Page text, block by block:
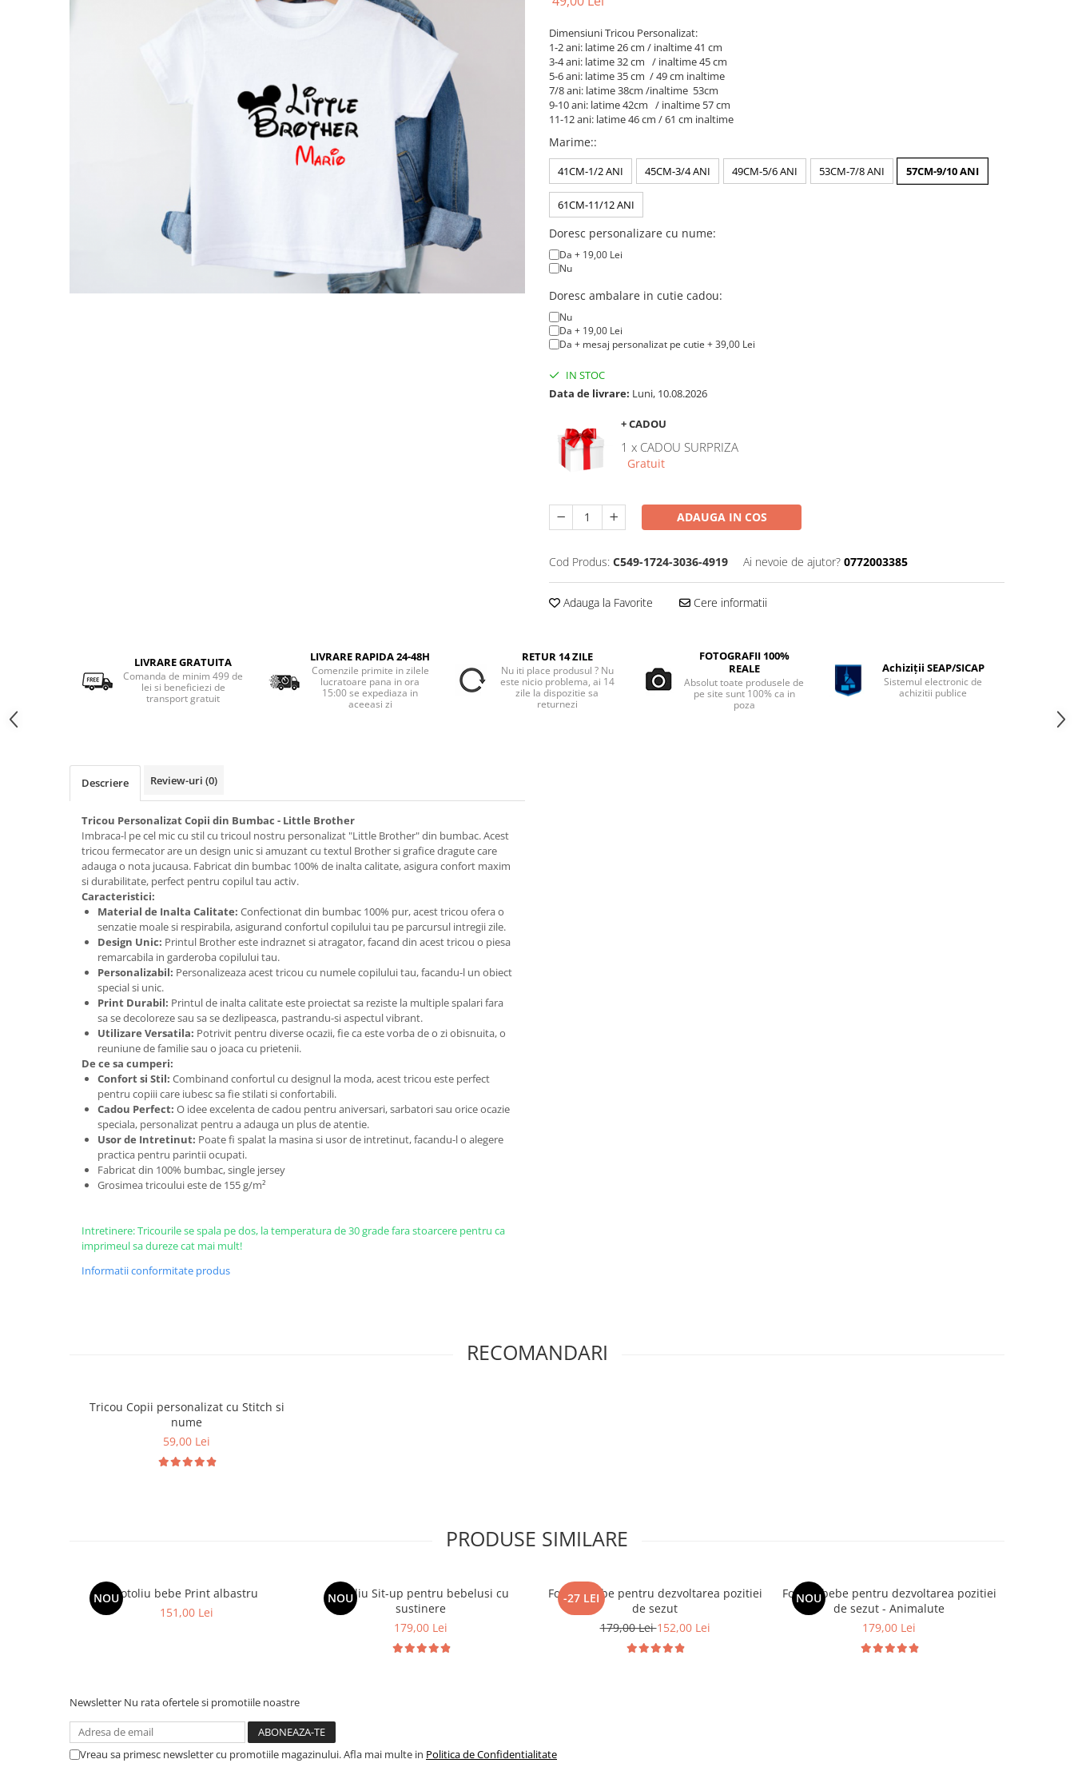
Dimensiuni Tricou Personalizat:
1-2 ani: latime 26 cm / inaltime 41 cm
3-4 ani: latime 32 cm / inaltime 45 cm
5-6 ani: latime 35 cm / 49 cm inaltime
7/8 ani: latime 38cm /inaltime 53cm
9-10 ani: latime 42cm / inaltime 57 cm
11-12 ani: latime 46 cm / 61 cm inaltime
Marime::
41CM-1/2 ANI 45CM-3/4 ANI 49CM-5/6 ANI 53CM-7/8 ANI 57CM-9/10 ANI
61CM-11/12 ANI
Doresc personalizare cu nume:
Da + 19,00 Lei
Nu
Doresc ambalare in cutie cadou:
Nu
Da + 19,00 Lei
Da + mesaj personalizat pe cutie + 39,00 Lei
IN STOC
Data de livrare: Luni, 10.08.2026
+ CADOU
1 x CADOU SURPRIZA
Gratuit
ADAUGA IN COS
Cod Produs: C549-1724-3036-4919 Ai nevoie de ajutor? 0772003385
Adauga la Favorite Cere informatii
LIVRARE GRATUITA
Comanda de minim 499 de
lei si beneficiezi de
transport gratuit
LIVRARE RAPIDA 24-48H
Comenzile primite in zilele
lucratoare pana in ora
15:00 se expediaza in
aceeasi zi
RETUR 14 ZILE
Nu iti place produsul ? Nu
este nicio problema, ai 14
zile la dispozitie sa
returnezi
FOTOGRAFII 100%
REALE
Absolut toate produsele de
pe site sunt 100% ca in
poza
Achiziții SEAP/SICAP
Sistemul electronic de
achizitii publice
Descriere Review-uri (0)
Tricou Personalizat Copii din Bumbac - Little Brother
Imbraca-l pe cel mic cu stil cu tricoul nostru personalizat "Little Brother" din bumbac. Acest
tricou fermecator are un design unic si amuzant cu textul Brother si grafice dragute care
adauga o nota jucausa. Fabricat din bumbac 100% de inalta calitate, asigura confort maxim
si durabilitate, perfect pentru copilul tau activ.
Caracteristici:
Material de Inalta Calitate: Confectionat din bumbac 100% pur, acest tricou ofera o
senzatie moale si respirabila, asigurand confortul copilului tau pe parcursul intregii zile.
Design Unic: Printul Brother este indraznet si atragator, facand din acest tricou o piesa
remarcabila in garderoba copilului tau.
Personalizabil: Personalizeaza acest tricou cu numele copilului tau, facandu-l un obiect
special si unic.
Print Durabil: Printul de inalta calitate este proiectat sa reziste la multiple spalari fara
sa se decoloreze sau sa se dezlipeasca, pastrandu-si aspectul vibrant.
Utilizare Versatila: Potrivit pentru diverse ocazii, fie ca este vorba de o zi obisnuita, o
reuniune de familie sau o joaca cu prietenii.
De ce sa cumperi:
Confort si Stil: Combinand confortul cu designul la moda, acest tricou este perfect
pentru copiii care iubesc sa fie stilati si confortabili.
Cadou Perfect: O idee excelenta de cadou pentru aniversari, sarbatori sau orice ocazie
speciala, personalizat pentru a adauga un plus de atentie.
Usor de Intretinut: Poate fi spalat la masina si usor de intretinut, facandu-l o alegere
practica pentru parintii ocupati.
Fabricat din 100% bumbac, single jersey
Grosimea tricoului este de 155 g/m²
Intretinere: Tricourile se spala pe dos, la temperatura de 30 grade fara stoarcere pentru ca
imprimeul sa dureze cat mai mult!
Informatii conformitate produs
RECOMANDARI
Tricou Copii personalizat cu Stitch si
nume
59,00 Lei
PRODUSE SIMILARE
NOUFotoliu bebe Print albastru
151,00 Lei
NOU
Fotoliu Sit-up pentru bebelusi cu
sustinere
179,00 Lei
-27 LEI
Fotoliu bebe pentru dezvoltarea pozitiei
de sezut
179,00 Lei152,00 Lei
NOU
Fotoliu bebe pentru dezvoltarea pozitiei
de sezut - Animalute
179,00 Lei
Newsletter Nu rata ofertele si promotiile noastre
Vreau sa primesc newsletter cu promotiile magazinului. Afla mai multe in Politica de Confidentialitate